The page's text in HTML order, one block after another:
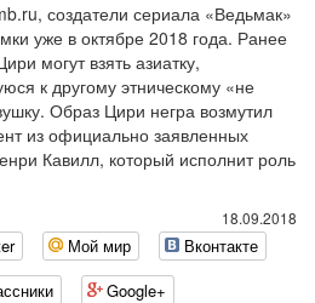
создатели сериала «Ведьмак»
уже в октябре 2018 года. Ранее
могут взять азиатку,
к другому этническому «не
Образ Цири негра возмутил
из официально заявленных
Кавилл, который исполнит роль
18.09.2018
Мой мир
Вконтакте
Google+